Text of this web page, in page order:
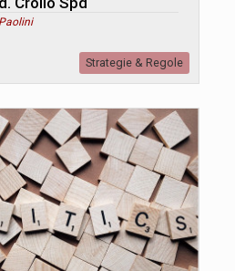
Strategie & Regole